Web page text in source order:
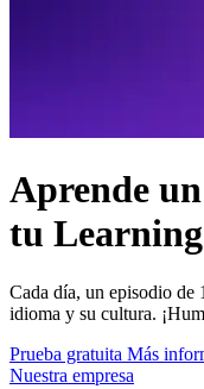
Aprende
tu
Cada día, un episodio de
idioma y su cultura.
Prueba gratuita Más
Nuestra empresa